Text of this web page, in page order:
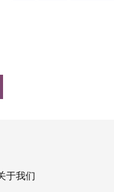
于我们